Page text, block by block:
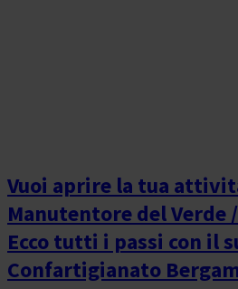
Vuoi aprire la tua
Manutentore del Verde
Ecco tutti i passi con il
Confartigianato